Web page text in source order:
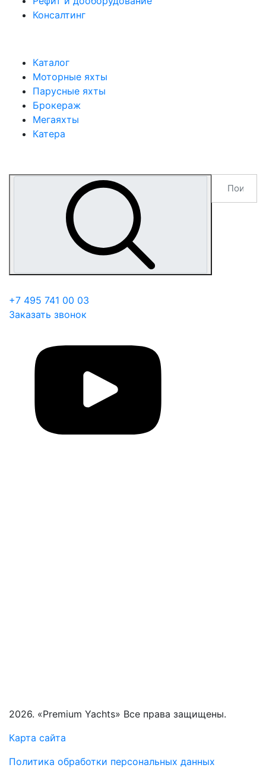
Консалтинг
Каталог
Моторные яхты
Парусные яхты
Брокераж
Мегаяхты
Катера
+7 495 741 00 03
Заказать звонок
2026. «Premium Yachts» Все права защищены.
Карта сайта
Политика обработки персональных данных